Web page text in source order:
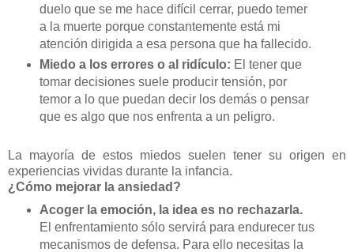
duelo que se me hace difícil cerrar, puedo temer
a la muerte porque constantemente está mi
atención dirigida a esa persona que ha fallecido.
Miedo a los errores o al ridículo: El tener que
tomar decisiones suele producir tensión, por
temor a lo que puedan decir los demás o pensar
que es algo que nos enfrenta a un peligro.
La mayoría de estos miedos suelen tener su origen en
experiencias vividas durante la infancia.
¿Cómo mejorar la ansiedad?
Acoger la emoción, la idea es no rechazarla.
El enfrentamiento sólo servirá para endurecer tus
mecanismos de defensa. Para ello necesitas la